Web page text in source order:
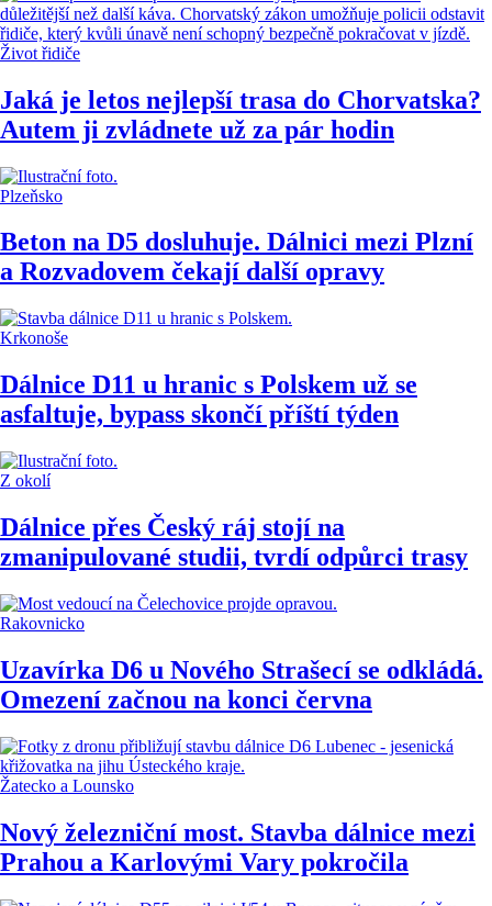
Život řidiče
Jaká je letos nejlepší trasa do Chorvatska?
Autem ji zvládnete už za pár hodin
Plzeňsko
Beton na D5 dosluhuje. Dálnici mezi Plzní
a Rozvadovem čekají další opravy
Krkonoše
Dálnice D11 u hranic s Polskem už se
asfaltuje, bypass skončí příští týden
Z okolí
Dálnice přes Český ráj stojí na
zmanipulované studii, tvrdí odpůrci trasy
Rakovnicko
Uzavírka D6 u Nového Strašecí se odkládá.
Omezení začnou na konci června
Žatecko a Lounsko
Nový železniční most. Stavba dálnice mezi
Prahou a Karlovými Vary pokročila